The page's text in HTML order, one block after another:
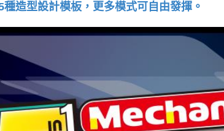
種造型設計模板，更多模式可自由發揮。